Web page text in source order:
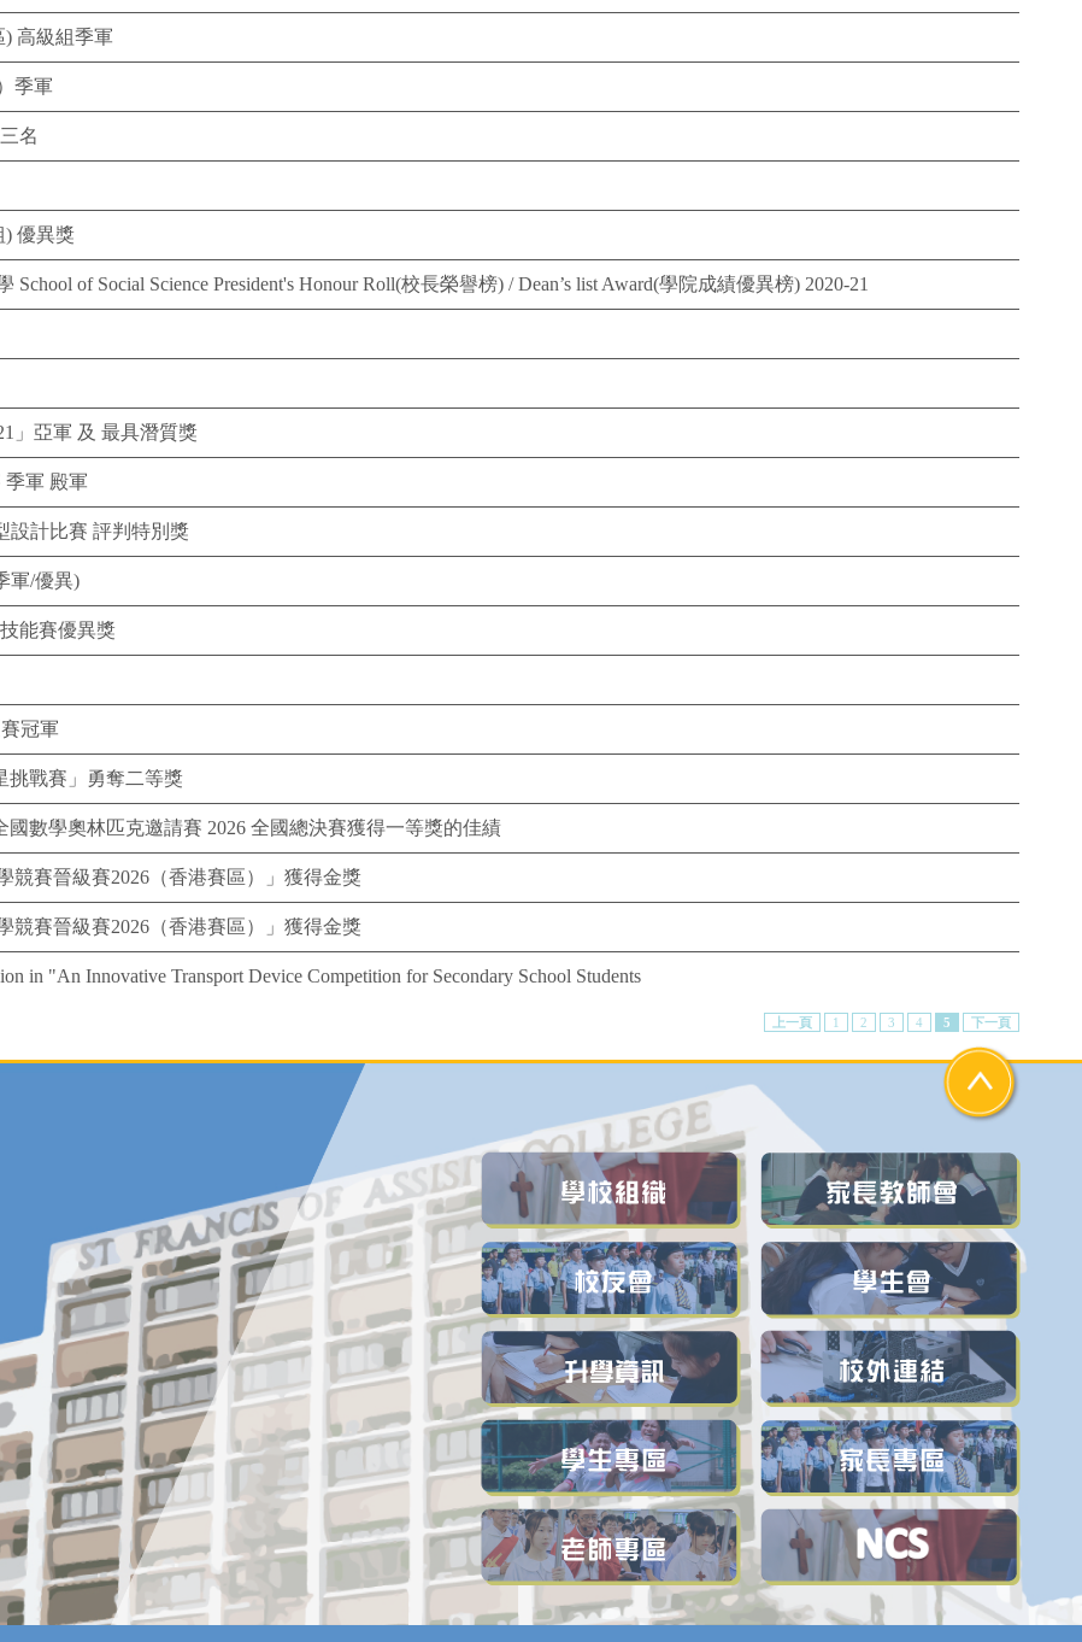
) 高級組季軍
季軍
名
) 優異獎
of Social Science President's Honour Roll(校長榮譽榜) / Dean’s list Award(學院成績優異榜) 2020-21
」亞軍 及 最具潛質獎
季軍 殿軍
設計比賽 評判特別獎
軍/優異)
能賽優異獎
冠軍
挑戰賽」勇奪二等獎
數學奧林匹克邀請賽 2026 全國總決賽獲得一等獎的佳績
競賽晉級賽2026（香港賽區）」獲得金獎
競賽晉級賽2026（香港賽區）」獲得金獎
in "An Innovative Transport Device Competition for Secondary School Students
上一頁 1 2 3 4 5 下一頁